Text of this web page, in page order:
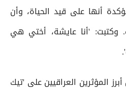
أنها على قيد الحياة، وأن
'أنا عايشة، أختي هي
المؤثرين العراقيين على 'تيك